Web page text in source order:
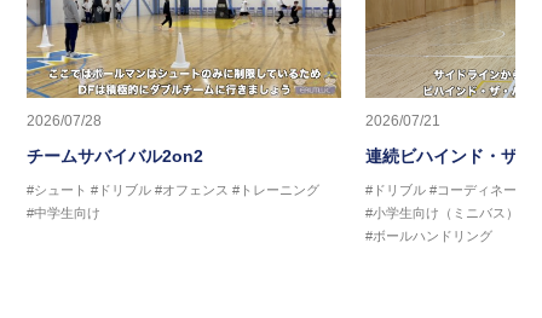
2026/07/28
チームサバイバル2on2
#シュート #ドリブル #オフェンス #トレーニング
#中学生向け
2026/07/21
連続ビハインド・ザ・
#ドリブル #コーディネーシ
#小学生向け（ミニバス）
#ボールハンドリング